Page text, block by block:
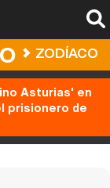
ZODÍACO
Asturias' en
prisionero de